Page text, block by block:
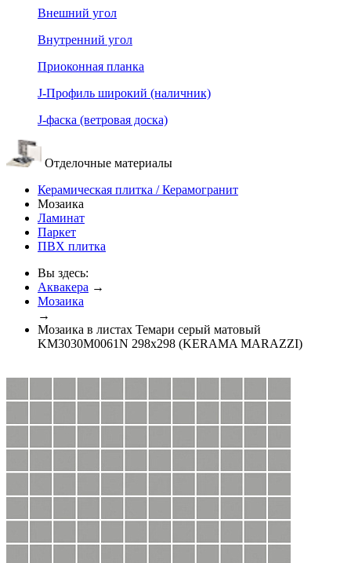
Внешний угол
Внутренний угол
Приоконная планка
J-Профиль широкий (наличник)
J-фаска (ветровая доска)
Отделочные материалы
Керамическая плитка / Керамогранит
Мозаика
Ламинат
Паркет
ПВХ плитка
Вы здесь:
Аквакера →
Мозаика
→
Мозаика в листах Темари серый матовый
KM3030M0061N 298x298 (KERAMA MARAZZI)